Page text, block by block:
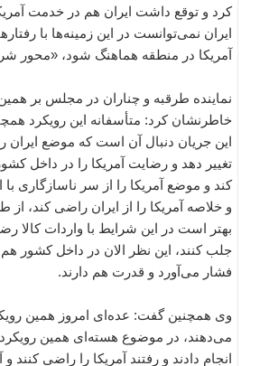
کرد و توقع داشت ایران هم در خدمت
ایران نمی‌توانست در این زمینه‌ها با
آمریکا در منطقه هماهنگ شود، «محور
نماینده طرقبه و چناران در مجلس بر
خاطرنشان کرد: متأسفانه این رویکرد
این جریان دنبال آن است که موضع ایران
تغییر دهد و رضایت آمریکا را در داخل
کند و موضع آمریکا را از سر ناسازگاری با
و خلاصه آمریکا را از ایران راضی کند،
بهتر است در این شرایط با واردات کالا
جلب کنند، این نظر الان در داخل کشور
فشار می‌آورد و قدرت هم دارند.
وی همچنین گفت: عده‌ای امروز همین
می‌دهند، در موضوع هسته‌ای همین رویکرد
انجام دادند و رفتند آمریکا را راضی کنند و